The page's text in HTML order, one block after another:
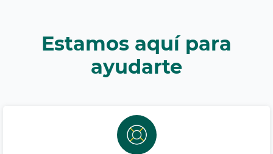
Estamos aquí para
ayudarte